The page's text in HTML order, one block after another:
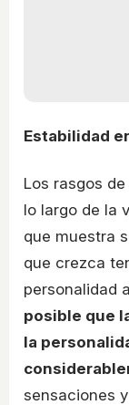
Estabilidad
Los rasgos
lo largo de la
que muestra
que crezca
personalidad
posible que
la
sensaciones